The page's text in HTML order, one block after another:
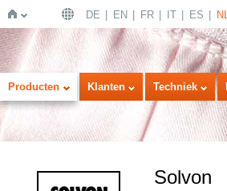
Home
DE EN FR IT ES
Producten Klanten Techniek
Solvon